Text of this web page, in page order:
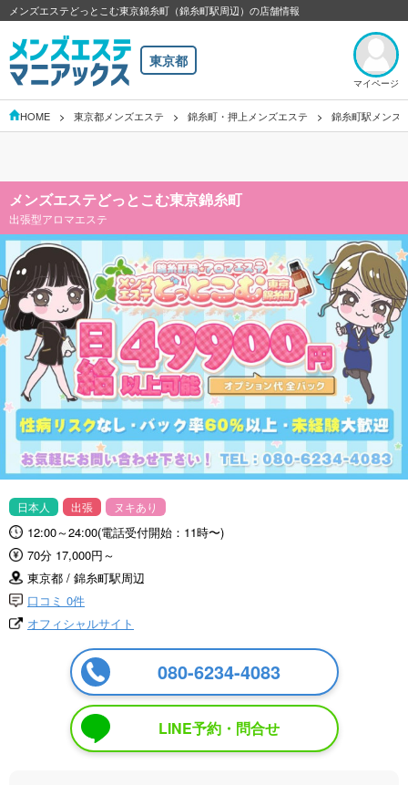
メンズエステどっとこむ東京錦糸町（錦糸町駅周辺）の店舗情報
東京都
マイページ
HOME 東京都メンズエステ 錦糸町・押上メンズエステ 錦糸町駅メンズ
メンズエステどっとこむ東京錦糸町
出張型アロマエステ
日本人 出張 ヌキあり
12:00～24:00(電話受付開始：11時〜)
70分 17,000円～
東京都 / 錦糸町駅周辺
口コミ 0件
オフィシャルサイト
080-6234-4083
LINE予約・問合せ